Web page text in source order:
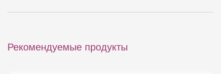
Рекомендуемые продукты